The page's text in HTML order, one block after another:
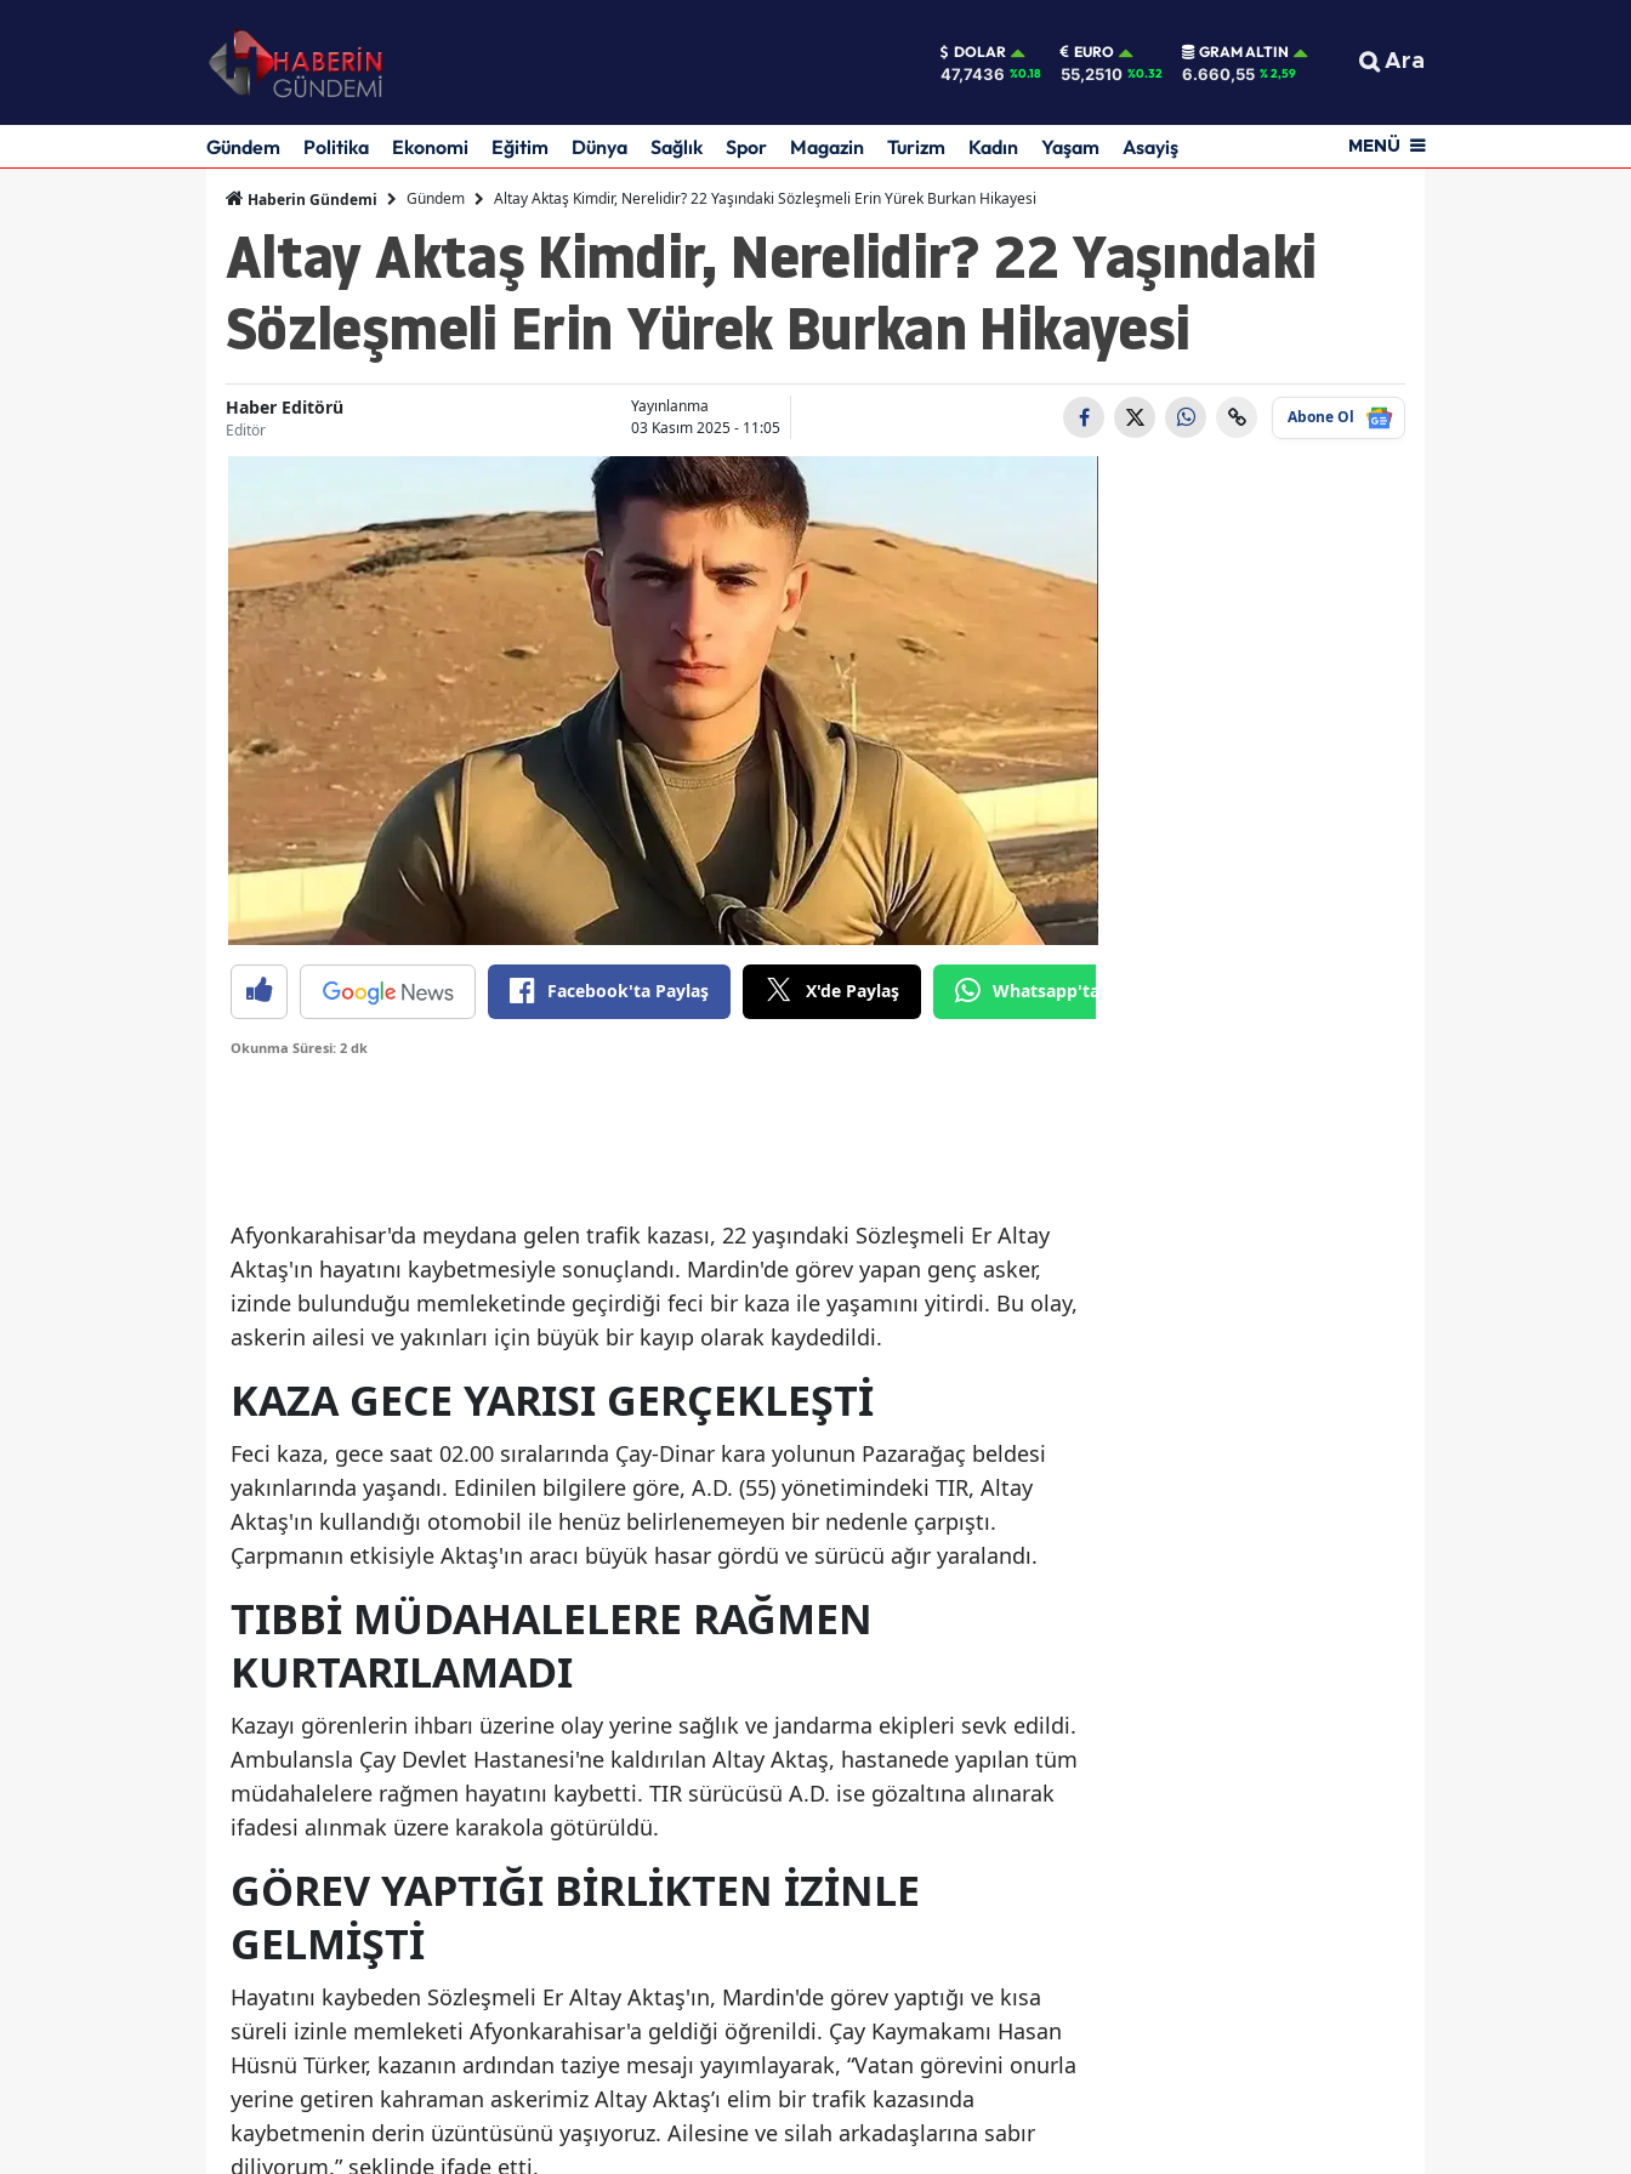
DOLAR
47,7436 %0.18
EURO
55,2510 %0.32
GRAM ALTIN
6.660,55 % 2,59 Ara
Gündem Politika Ekonomi Eğitim Dünya Sağlık Spor Magazin Turizm Kadın Yaşam Asayiş MENÜ
Haberin Gündemi Gündem Altay Aktaş Kimdir, Nerelidir? 22 Yaşındaki Sözleşmeli Erin Yürek Burkan Hikayesi
Altay Aktaş Kimdir, Nerelidir? 22 Yaşındaki
Sözleşmeli Erin Yürek Burkan Hikayesi
Haber Editörü
Editör
Yayınlanma
03 Kasım 2025 - 11:05
Abone Ol
Facebook'ta Paylaş X'de Paylaş Whatsapp'tan Gönder
Okunma Süresi: 2 dk
Afyonkarahisar'da meydana gelen trafik kazası, 22 yaşındaki Sözleşmeli Er Altay
Aktaş'ın hayatını kaybetmesiyle sonuçlandı. Mardin'de görev yapan genç asker,
izinde bulunduğu memleketinde geçirdiği feci bir kaza ile yaşamını yitirdi. Bu olay,
askerin ailesi ve yakınları için büyük bir kayıp olarak kaydedildi.
KAZA GECE YARISI GERÇEKLEŞTI
Feci kaza, gece saat 02.00 sıralarında Çay-Dinar kara yolunun Pazarağaç beldesi
yakınlarında yaşandı. Edinilen bilgilere göre, A.D. (55) yönetimindeki TIR, Altay
Aktaş'ın kullandığı otomobil ile henüz belirlenemeyen bir nedenle çarpıştı.
Çarpmanın etkisiyle Aktaş'ın aracı büyük hasar gördü ve sürücü ağır yaralandı.
TIBBI MÜDAHALELERE RAĞMEN
KURTARILAMADI
Kazayı görenlerin ihbarı üzerine olay yerine sağlık ve jandarma ekipleri sevk edildi.
Ambulansla Çay Devlet Hastanesi'ne kaldırılan Altay Aktaş, hastanede yapılan tüm
müdahalelere rağmen hayatını kaybetti. TIR sürücüsü A.D. ise gözaltına alınarak
ifadesi alınmak üzere karakola götürüldü.
GÖREV YAPTIĞI BIRLIKTEN İZINLE
GELMIŞTI
Hayatını kaybeden Sözleşmeli Er Altay Aktaş'ın, Mardin'de görev yaptığı ve kısa
süreli izinle memleketi Afyonkarahisar'a geldiği öğrenildi. Çay Kaymakamı Hasan
Hüsnü Türker, kazanın ardından taziye mesajı yayımlayarak, “Vatan görevini onurla
yerine getiren kahraman askerimiz Altay Aktaş’ı elim bir trafik kazasında
kaybetmenin derin üzüntüsünü yaşıyoruz. Ailesine ve silah arkadaşlarına sabır
diliyorum.” şeklinde ifade etti.